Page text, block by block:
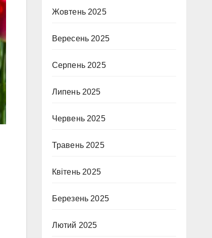
Жовтень 2025
Вересень 2025
Серпень 2025
Липень 2025
Червень 2025
Травень 2025
Квітень 2025
Березень 2025
Лютий 2025